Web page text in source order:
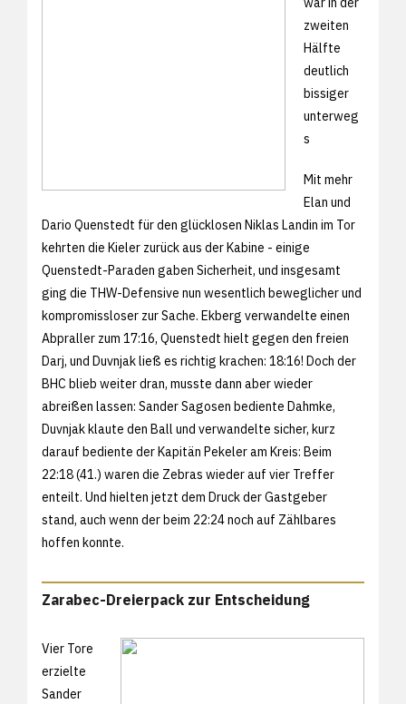
zweiten
Hälfte
deutlich
bissiger
unterweg
s
Mit mehr
Elan und
Dario Quenstedt für den glücklosen Niklas Landin im Tor
kehrten die Kieler zurück aus der Kabine - einige
Quenstedt-Paraden gaben Sicherheit, und insgesamt
ging die THW-Defensive nun wesentlich beweglicher und
kompromissloser zur Sache. Ekberg verwandelte einen
Abpraller zum 17:16, Quenstedt hielt gegen den freien
Darj, und Duvnjak ließ es richtig krachen: 18:16! Doch der
BHC blieb weiter dran, musste dann aber wieder
abreißen lassen: Sander Sagosen bediente Dahmke,
Duvnjak klaute den Ball und verwandelte sicher, kurz
darauf bediente der Kapitän Pekeler am Kreis: Beim
22:18 (41.) waren die Zebras wieder auf vier Treffer
enteilt. Und hielten jetzt dem Druck der Gastgeber
stand, auch wenn der beim 22:24 noch auf Zählbares
hoffen konnte.
Zarabec-Dreierpack zur Entscheidung
Vier Tore
erzielte
Sander